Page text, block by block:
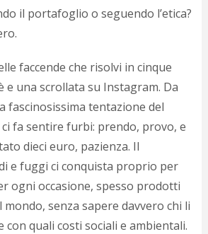
il portafoglio o seguendo l’etica?
faccende che risolvi in cinque
e una scrollata su Instagram. Da
fascinosissima tentazione del
fa sentire furbi: prendo, provo, e
dieci euro, pazienza. Il
e fuggi ci conquista proprio per
ogni occasione, spesso prodotti
mondo, senza sapere davvero chi li
con quali costi sociali e ambientali.